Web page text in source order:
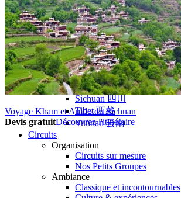
Macao 澳门
Taïwan 台湾
Shenzhen
Sud Ouest
Chongqing 重庆
Guangxi 广西
Guizhou 贵州
Hubei
Sichuan 四川
Tibet 西藏
Yunnan 云南
Circuits
Organisation
Circuits sur mesure
Nos Petits Groupes
Ambiance
Classique et incontournables
Voyage Kham et Amdo du Sichuan
Devis gratuitDécouvrez l'itinéraire